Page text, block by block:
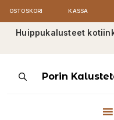
OSTOSKORI KASSA
Huippukalusteet
ProductsPorin